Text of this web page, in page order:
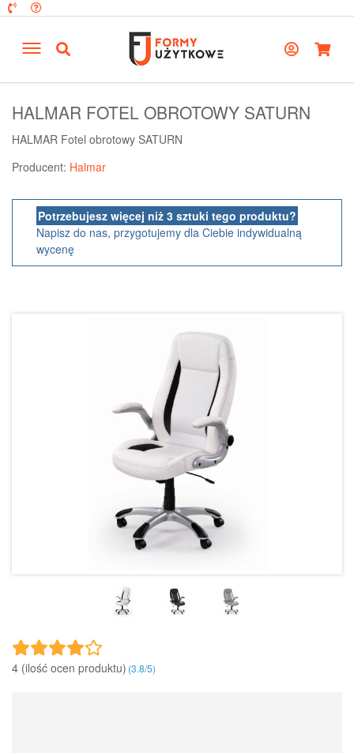
HALMAR FOTEL OBROTOWY SATURN
HALMAR Fotel obrotowy SATURN
Producent: Halmar
Potrzebujesz więcej niż 3 sztuki tego produktu?
Napisz do nas, przygotujemy dla Ciebie indywidualną
wycenę
4 (ilość ocen produktu)‎(3.8/5)